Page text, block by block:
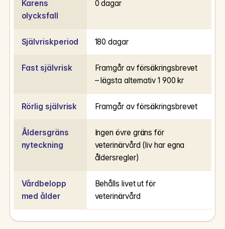
Karens
olycksfall
0 dagar
Självriskperiod 180 dagar
Fast självrisk
Framgår av försäkringsbrevet
– lägsta alternativ 1 900 kr
Rörlig självrisk Framgår av försäkringsbrevet
Åldersgräns
nyteckning
Ingen övre gräns för
veterinärvård (liv har egna
åldersregler)
Vårdbelopp
med ålder
Behålls livet ut för
veterinärvård